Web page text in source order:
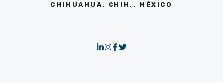
CHIHUAHUA, CHIH,. MÉXICO